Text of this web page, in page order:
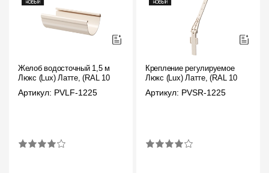
Желоб водосточный 1,5 м
Люкс (Lux) Латте, (RAL 1015)
Артикул: PVLF-1225
Крепление регулируемое
Люкс (Lux) Латте, (RAL 1015)
Артикул: PVSR-1225